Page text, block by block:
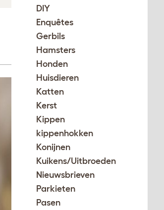
DIY
Enquêtes
Gerbils
Hamsters
Honden
Huisdieren
Katten
Kerst
Kippen
kippenhokken
Konijnen
Kuikens/Uitbroeden
Nieuwsbrieven
Parkieten
Pasen